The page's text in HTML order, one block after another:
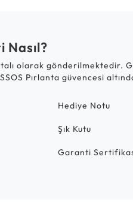
Nasıl?
olarak gönderilmektedir.
Pırlanta güvencesi
Hediye Notu
Şık Kutu
Garanti